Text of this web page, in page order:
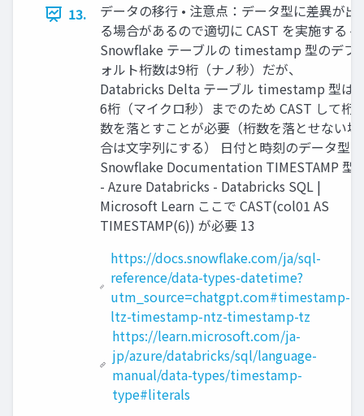
13.
データの移行 • 注意点：データ型に差異が出
る場合があるので適切に CAST を実施する ✓
Snowflake テーブルの timestamp 型のデフ
ォルト桁数は9桁（ナノ秒）だが、
Databricks Delta テーブル timestamp 型は
6桁（マイクロ秒）までのため CAST して桁
数を落とすことが必要（桁数を落とせない場
合は文字列にする） 日付と時刻のデータ型 |
Snowflake Documentation TIMESTAMP 型
- Azure Databricks - Databricks SQL |
Microsoft Learn ここで CAST(col01 AS
TIMESTAMP(6)) が必要 13
https://docs.snowflake.com/ja/sql-
reference/data-types-datetime?
utm_source=chatgpt.com#timestamp-
ltz-timestamp-ntz-timestamp-tz
https://learn.microsoft.com/ja-
jp/azure/databricks/sql/language-
manual/data-types/timestamp-
type#literals